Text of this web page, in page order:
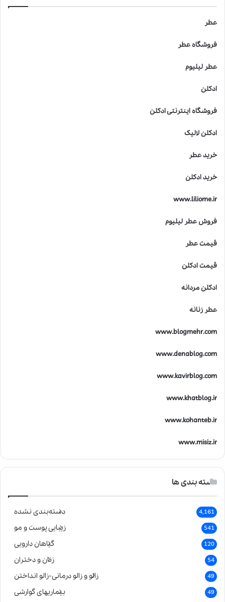
عطر
فروشگاه عطر
عطر لیلیوم
ادکلن
فروشگاه اینترنتی ادکلن
ادکلن لالیک
خرید عطر
خرید ادکلن
www.liliome.ir
فروش عطر لیلیوم
قیمت عطر
قیمت ادکلن
ادکلن مردانه
عطر زنانه
www.blogmehr.com
www.denablog.com
www.kavirblog.com
www.khatblog.ir
www.kohanteb.ir
www.misiz.ir
دسته بندی ها
دسته‌بندی نشده 4,161
زیبایی پوست و مو 541
گیاهان دارویی 120
زنان و دختران 54
زالو و زالو درمانی-زالو انداختن 49
بیماریهای گوارشی 49